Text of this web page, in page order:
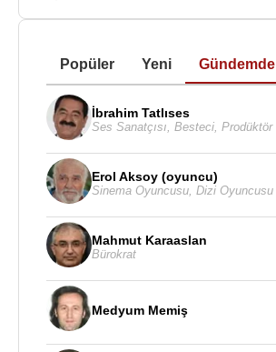
Popüler Yeni Gündemde
İbrahim Tatlıses
Ses Sanatçısı Besteci Prodüktör
Erol Aksoy (oyuncu)
Sinema Oyuncusu Dizi Oyuncusu
Mahmut Karaaslan
Bürokrat
Medyum Memiş